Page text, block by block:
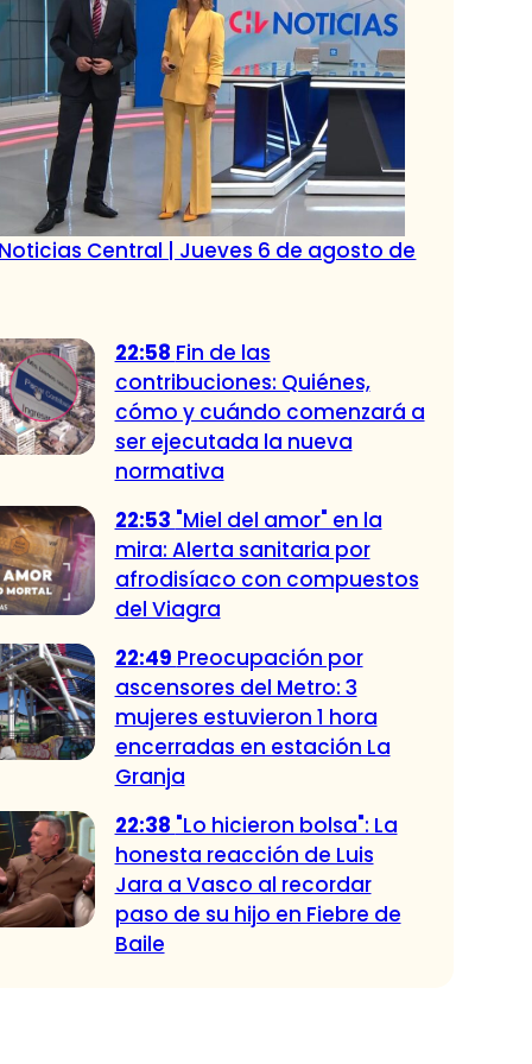
Central | Jueves 6 de agosto de
22:58 Fin de las
contribuciones: Quiénes,
cómo y cuándo comenzará a
ser ejecutada la nueva
normativa
22:53 "Miel del amor" en la
mira: Alerta sanitaria por
afrodisíaco con compuestos
del Viagra
22:49 Preocupación por
ascensores del Metro: 3
mujeres estuvieron 1 hora
encerradas en estación La
Granja
22:38 "Lo hicieron bolsa": La
honesta reacción de Luis
Jara a Vasco al recordar
paso de su hijo en Fiebre de
Baile